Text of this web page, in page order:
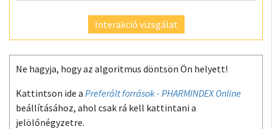
Interakció vizsgálat
Ne hagyja, hogy az algoritmus döntsön Ön helyett!
Kattintson ide a Preferált források - PHARMINDEX Online
beállításához, ahol csak rá kell kattintani a
jelölőnégyzetre.